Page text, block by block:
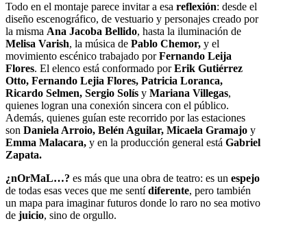
Todo en el montaje parece invitar a esa reflexión: desde el
diseño escenográfico, de vestuario y personajes creado por
la misma Ana Jacoba Bellido, hasta la iluminación de
Melisa Varish, la música de Pablo Chemor, y el
movimiento escénico trabajado porFernando Leija
Flores. El elenco está conformado porErik Gutiérrez
Otto, Fernando Lejia Flores, Patricia Loranca,
Ricardo Selmen, Sergio Solís y Mariana Villegas,
quienes logran una conexión sincera con el público.
Además, quienes guían este recorrido por las estaciones
son Daniela Arroio, Belén Aguilar, Micaela Gramajo y
Emma Malacara, y en la producción general está Gabriel
Zapata.
¿nOrMaL…? es más que una obra de teatro: es un espejo
de todas esas veces que me sentídiferente, pero también
un mapa para imaginar futuros donde lo raro no sea motivo
de juicio, sino de orgullo.